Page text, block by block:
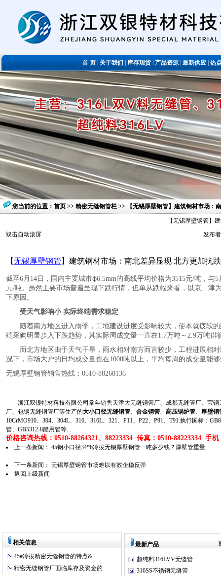
首 页关于我们库存现货|产品资源|最新供应|热
您当前的位置： 首页 >> 精密无缝钢管栏 >> 【无锡厚壁钢管】建筑钢材市场：
【无锡厚壁钢管】
双击自动滚屏
发布
【无锡厚壁钢管 】建筑钢材市场：南北差异显现 北方更加抗跌
截至6月14日，国内主要城市ф6.5mm的高线平均价格为3515元/吨，
元/吨。虽然主要市场普遍呈现下跌行情，但单从跌幅来看，以京、
下原因。
受天气影响小 实际终端需求稳定
随着南方地区进入雨季，工地建设进度受影响较大，使本就疲软的
端采购明显步入下跌趋势，其实际周成交量一直在1.7万吨～2.9万吨徘
而北方地区由于天气干旱，雨水相对南方而言较少，工程进展相对
况下，市场大户的日均成交量也在1000吨以上，平均每周的成交量能
无锡厚壁钢管销售热线：0510-88268136
浙江双银特材科技有限公司常年销售天津大无缝钢管厂、成都无缝管厂、宝钢
厂、包钢无缝钢管厂等生产的大小口径无缝钢管、 合金钢管、 高压锅炉管、
厚壁钢
10CrMO910、304、304L、316、316L、321、P11、P22、P91、T91.执行国标：
管、GB5312-8船用管等...
价格咨询热线：0510-88264321、88223334 传真：0510-88223334 手机
上一条新闻： 45钢小口径34*6冷拔无锡厚壁钢管一吨多少钱？厚壁管重量
下一条新闻： 无锡厚壁钢管市场难以有效企稳反弹
返回上级新闻
相关信息
45#冷拔精密无缝钢管的特点&
精密无缝钢管厂面临库存及资金的
最新产品
超纯料316LVV无缝管
316SS不锈钢无缝管